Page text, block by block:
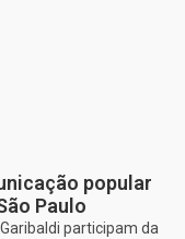
popular
Paulo
participam da